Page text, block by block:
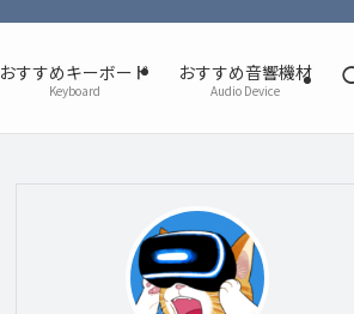
おすすめキーボード
Keyboard
おすすめ音響機材
Audio Device